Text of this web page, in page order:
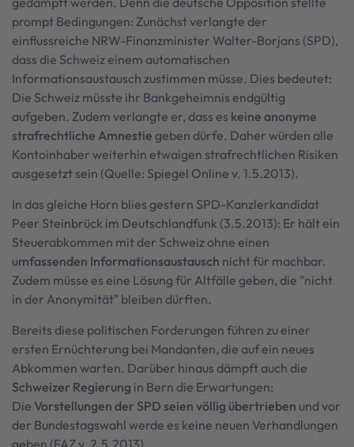
prompt Bedingungen: Zunächst verlangte der
einflussreiche NRW-Finanzminister Walter-Borjans (SPD),
dass die Schweiz einem automatischen
Informationsaustausch zustimmen müsse. Dies bedeutet:
Die Schweiz müsste ihr Bankgeheimnis endgültig
aufgeben. Zudem verlangte er, dass es keine anonyme
strafrechtliche Amnestie geben dürfe. Daher würden alle
Kontoinhaber weiterhin etwaigen strafrechtlichen Risiken
ausgesetzt sein (Quelle: Spiegel Online v. 1.5.2013).
In das gleiche Horn blies gestern SPD-Kanzlerkandidat
Peer Steinbrück im Deutschlandfunk (3.5.2013): Er hält ein
Steuerabkommen mit der Schweiz ohne einen
umfassenden Informationsaustausch nicht für machbar.
Zudem müsse es eine Lösung für Altfälle geben, die "nicht
in der Anonymität" bleiben dürften.
Bereits diese politischen Forderungen führen zu einer
ersten Ernüchterung bei Mandanten, die auf ein neues
Abkommen warten. Darüber hinaus dämpft auch die
Schweizer Regierung in Bern die Erwartungen:
Die Vorstellungen der SPD seien völlig übertrieben und vor
der Bundestagswahl werde es keine neuen Verhandlungen
geben (FAZ v. 2.5.2013).